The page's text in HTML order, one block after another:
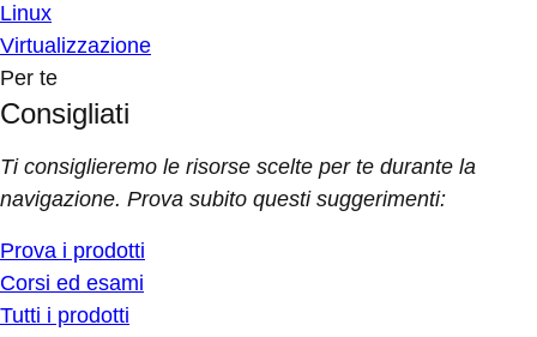
Linux
Virtualizzazione
Per te
Consigliati
Ti consiglieremo le risorse scelte per te durante la
navigazione. Prova subito questi suggerimenti:
Prova i prodotti
Corsi ed esami
Tutti i prodotti